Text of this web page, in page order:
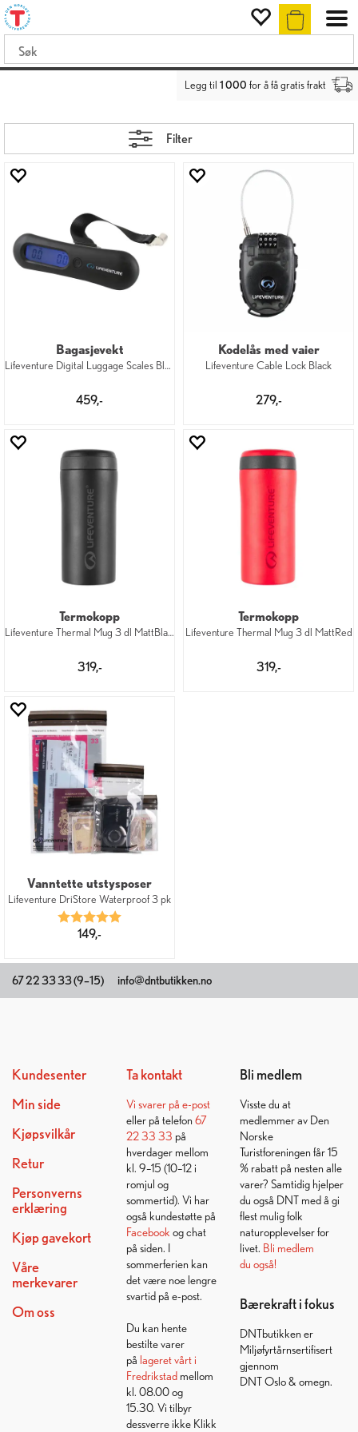
Legg til 1 000 for å få gratis frakt
Filter
Bagasjevekt
Lifeventure Digital Luggage Scales Black
459,-
Kodelås med vaier
Lifeventure Cable Lock Black
279,-
Termokopp
Lifeventure Thermal Mug 3 dl MattBlack
319,-
Termokopp
Lifeventure Thermal Mug 3 dl MattRed
319,-
Vanntette utstysposer
Lifeventure DriStore Waterproof 3 pk
Karakter:
149,-
67 22 33 33 (9–15) info@dntbutikken.no
Kundesenter
Min side
Kjøpsvilkår
Retur
Personverns
erklæring
Kjøp gavekort
Våre
merkevarer
Om oss
Ta kontakt
Vi svarer på e-post
eller på telefon 67
22 33 33 på
hverdager mellom
kl. 9–15 (10–12 i
romjul og
sommertid). Vi har
også kundestøtte på
Facebook og chat
på siden. I
sommerferien kan
det være noe lengre
svartid på e-post.
Du kan hente
bestilte varer
på lageret vårt i
Fredrikstadmellom
kl. 08.00 og
15.30. Vi tilbyr
dessverre ikke Klikk
Bli medlem
Visste du at
medlemmer av Den
Norske
Turistforeningen får 15
% rabatt på nesten alle
varer? Samtidig hjelper
du også DNT med å gi
flest mulig folk
naturopplevelser for
livet. Bli medlem
du også!
Bærekraft i fokus
DNTbutikken er
Miljøfyrtårnsertifisert
gjennom
DNT Oslo & omegn.